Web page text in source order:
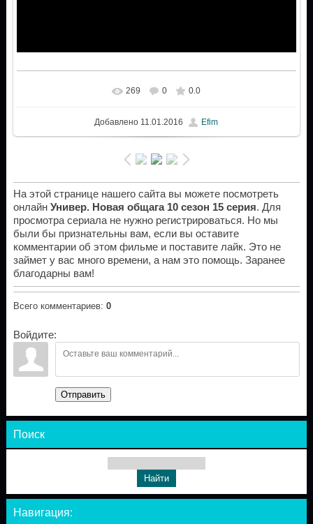
269 0 0.0
Добавлено 11.01.2016 Efim
На этой странице нашего сайта вы можете посмотреть
онлайн Универ. Новая общага 10 сезон 15 серия. Для
просмотра сериала не нужно регистрироваться. Но мы
были бы признательны вам, если вы оставите
комментарии об этом фильме и поставите лайк. Это не
займет у вас много времени, а нам это помощь. Заранее
благодарны вам!
Всего комментариев: 0
Войдите:
Отправить
Поиск
Навигация: